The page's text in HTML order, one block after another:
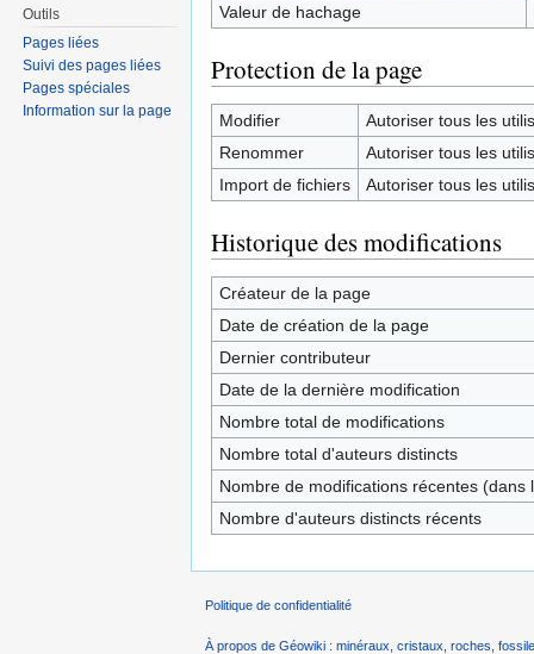
Valeur de hachage
Protection de la page
Modifier
Autoriser tous les
Renommer
Autoriser tous les
Import de fichiers
Autoriser tous les
Historique des modifications
Créateur de la page
Date de création de la page
Dernier contributeur
Date de la dernière modification
Nombre total de modifications
Nombre total d'auteurs distincts
Nombre de modifications récentes (dans
Nombre d'auteurs distincts récents
Outils
Pages liées
Suivi des pages liées
Pages spéciales
Information sur la page
Politique de confidentialité
À propos de Géowiki : minéraux, cristaux, roches,